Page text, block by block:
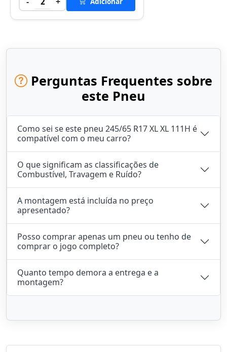
Perguntas Frequentes sobre
este Pneu
Como sei se este pneu 245/65 R17 XL XL 111H é
compatível com o meu carro?
O que significam as classificações de
Combustível, Travagem e Ruído?
A montagem está incluída no preço
apresentado?
Posso comprar apenas um pneu ou tenho de
comprar o jogo completo?
Quanto tempo demora a entrega e a
montagem?